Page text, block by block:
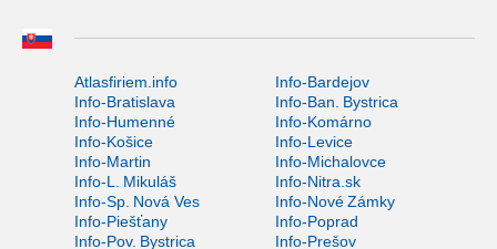
Atlasfiriem.info
Info-Bardejov
Info-Bratislava
Info-Ban. Bystrica
Info-Humenné
Info-Komárno
Info-Košice
Info-Levice
Info-Martin
Info-Michalovce
Info-L. Mikuláš
Info-Nitra.sk
Info-Sp. Nová Ves
Info-Nové Zámky
Info-Piešťany
Info-Poprad
Info-Pov. Bystrica
Info-Prešov